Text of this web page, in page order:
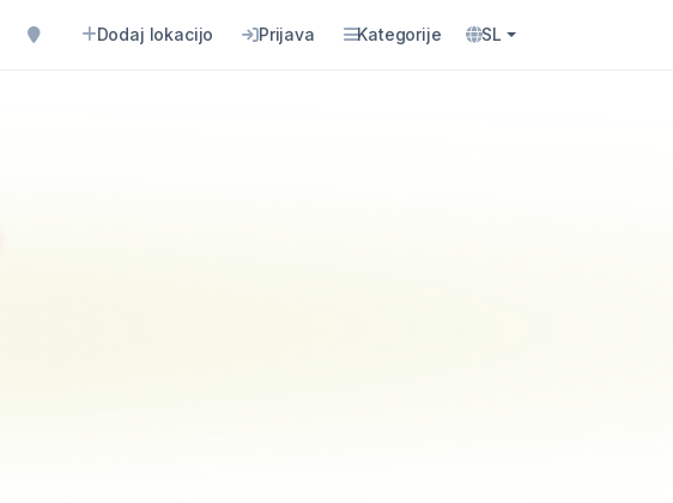
Dodaj lokacijo Prijava Kategorije SL